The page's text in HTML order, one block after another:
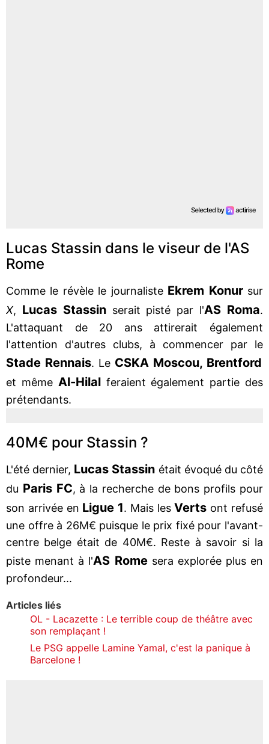
Lucas Stassin dans le viseur de l'AS
Rome
Comme le révèle le journaliste Ekrem Konur sur
X, Lucas Stassinserait pisté par l'AS Roma.
L'attaquant de 20 ans attirerait également
l'attention d'autres clubs, à commencer par le
Stade Rennais. Le CSKA Moscou, Brentford
et même Al-Hilalferaient également partie des
prétendants.
40M€ pour Stassin ?
L'été dernier, Lucas Stassin était évoqué du côté
du Paris FC, à la recherche de bons profils pour
son arrivée en Ligue 1. Mais lesVerts ont refusé
une offre à 26M€ puisque le prix fixé pour l'avant-
centre belge était de 40M€. Reste à savoir si la
piste menant à l'AS Romesera explorée plus en
profondeur...
Articles liés
OL - Lacazette : Le terrible coup de théâtre avec
son remplaçant !
Le PSG appelle Lamine Yamal, c'est la panique à
Barcelone !